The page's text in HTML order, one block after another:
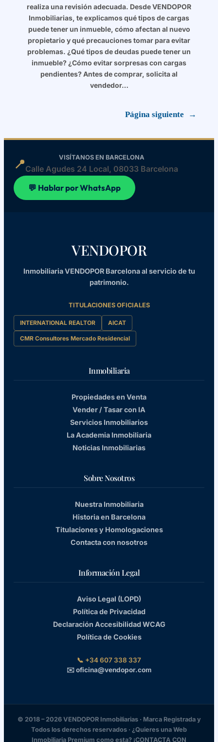
realiza una revisión adecuada. Desde VENDOPOR
Inmobiliarias, te explicamos qué tipos de cargas
puede tener un inmueble, cómo afectan al nuevo
propietario y qué precauciones tomar para evitar
problemas. ¿Qué tipos de deudas puede tener un
inmueble? ¿Cómo evitar sorpresas con cargas
pendientes? Antes de comprar, solicita al
vendedor…
Página siguiente →
📍 VISÍTANOS EN BARCELONA
Calle Agudes 24 Local, 08033 Barcelona
💬 Hablar por WhatsApp
VENDOPOR
Inmobiliaria VENDOPOR Barcelona al servicio de tu
patrimonio.
TITULACIONES OFICIALES
INTERNATIONAL REALTOR AICAT
CMR Consultores Mercado Residencial
Inmobiliaria
Propiedades en Venta
Vender / Tasar con IA
Servicios Inmobiliarios
La Academia Inmobiliaria
Noticias Inmobiliarias
Sobre Nosotros
Nuestra Inmobiliaria
Historia en Barcelona
Titulaciones y Homologaciones
Contacta con nosotros
Información Legal
Aviso Legal (LOPD)
Política de Privacidad
Declaración Accesibilidad WCAG
Política de Cookies
📞 +34 607 338 337
✉️ oficina@vendopor.com
© 2018 – 2026 VENDOPOR Inmobiliarias · Marca Registrada y
Todos los derechos reservados · ¿Quieres una Web
Inmobiliaria Premium como esta? ¡CONTACTA CON